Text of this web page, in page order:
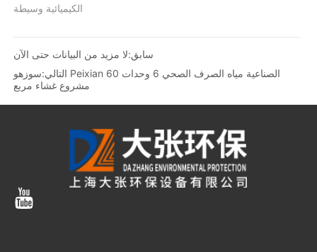
الكيميائية وسيطة
سابق:لا مزيد من البيانات حتى الآن
التالي:سوزهو Peixian الصناعية مياه الصرف الصحي 6 وحدات 60
مشروع غشاء مربع